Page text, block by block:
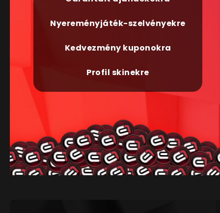
Nyereményjáték-szelvényekre
Kedvezmény kuponokra
Profil skinekre